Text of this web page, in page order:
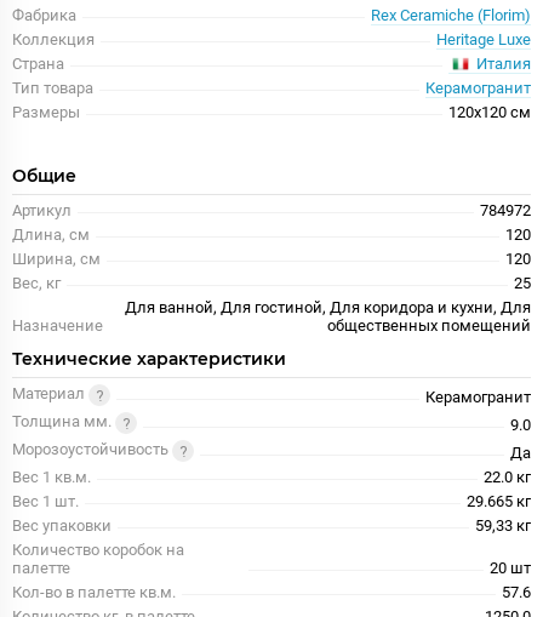
Фабрика
Rex Ceramiche (Florim)
Коллекция
Heritage Luxe
Страна
Италия
Тип товара
Керамогранит
Размеры
120x120 см
Общие
Артикул
784972
Длина, см
120
Ширина, см
120
Вес, кг
25
Назначение
Для ванной, Для гостиной, Для коридора и кухни, Для
общественных помещений
Технические характеристики
Материал
Керамогранит
Толщина мм.
9.0
Морозоустойчивость
Да
Вес 1 кв.м.
22.0 кг
Вес 1 шт.
29.665 кг
Вес упаковки
59,33 кг
Количество коробок на
палетте
20 шт
Кол-во в палетте кв.м.
57.6